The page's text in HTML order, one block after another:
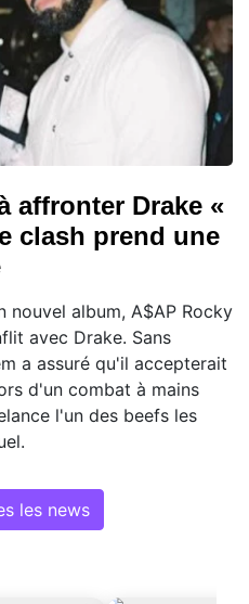
affronter Drake «
clash prend une
nouvel album, A$AP Rocky
avec Drake. Sans
a assuré qu'il accepterait
d'un combat à mains
l'un des beefs les
les news